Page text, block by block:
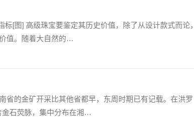
[图] 高级珠宝要鉴定其历史价值，除了从设计款式而论，
值。随着大自然的…
省的金矿开采比其他省都早，东周时期已有记载。在洪罗
金石荧脉，集中分布在湘…